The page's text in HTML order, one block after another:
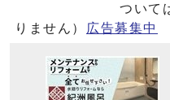
ついて
りません）
広告募集中